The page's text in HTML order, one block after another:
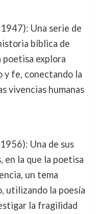
Una serie de
bíblica de
poetisa explora
y fe, conectando la
vivencias humanas
Una de sus
en la que la poetisa
un tema
utilizando la poesía
la fragilidad